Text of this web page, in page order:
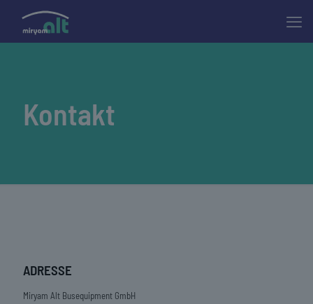
Kontakt
ADRESSE
Miryam Alt Busequipment GmbH